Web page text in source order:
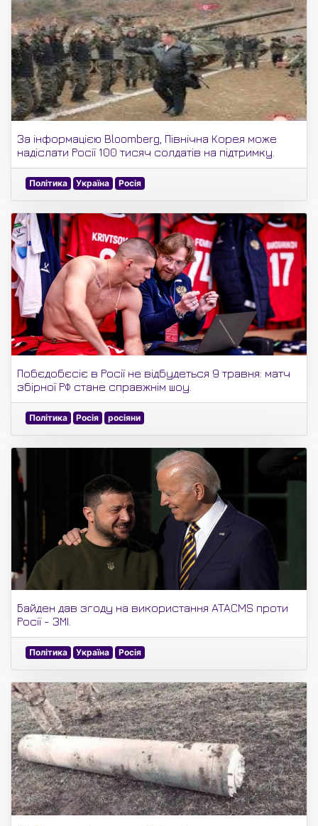
За інформацією Bloomberg, Північна Корея може
надіслати Росії 100 тисяч солдатів на підтримку.
Політика Україна Росія
Побєдобєсіє в Росії не відбудеться 9 травня: матч
збірної РФ стане справжнім шоу.
Політика Росія росіяни
Байден дав згоду на використання ATACMS проти
Росії - ЗМІ.
Політика Україна Росія